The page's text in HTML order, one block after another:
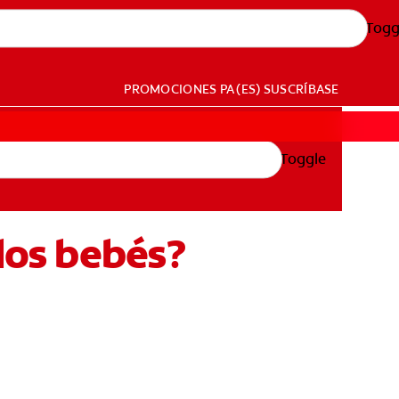
PROMOCIONES PA (ES) SUSCRÍBASE
Toggle
bebés?